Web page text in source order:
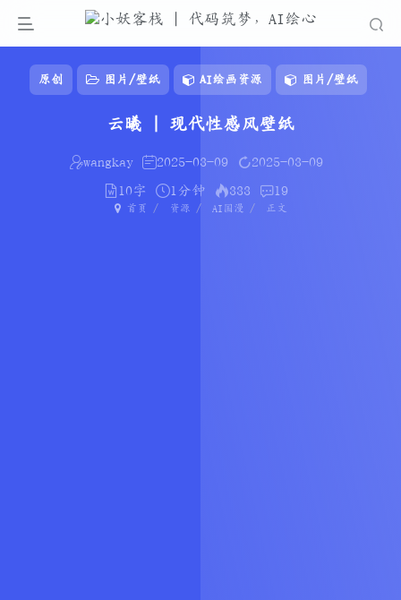
原创 图片/壁纸 AI绘画资源 图片/壁纸
云曦 | 现代性感风壁纸
wangkay 2025-03-09
2025-03-09
10字
1分钟 333 19
首页 资源 AI国漫 正文